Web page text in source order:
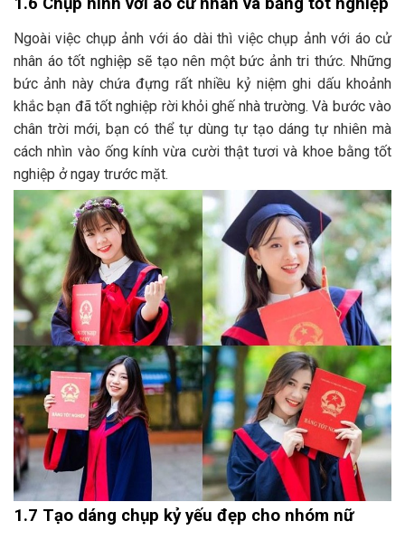
Ngoài việc chụp ảnh với áo dài thì việc chụp ảnh với áo cử
nhân áo tốt nghiệp sẽ tạo nên một bức ảnh tri thức. Những
bức ảnh này chứa đựng rất nhiều kỷ niệm ghi dấu khoảnh
khắc bạn đã tốt nghiệp rời khỏi ghế nhà trường. Và bước vào
chân trời mới, bạn có thể tự dùng tự tạo dáng tự nhiên mà
cách nhìn vào ống kính vừa cười thật tươi và khoe bằng tốt
nghiệp ở ngay trước mặt.
1.7 Tạo dáng chụp kỷ yếu đẹp cho nhóm nữ